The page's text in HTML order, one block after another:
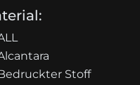
Stoff